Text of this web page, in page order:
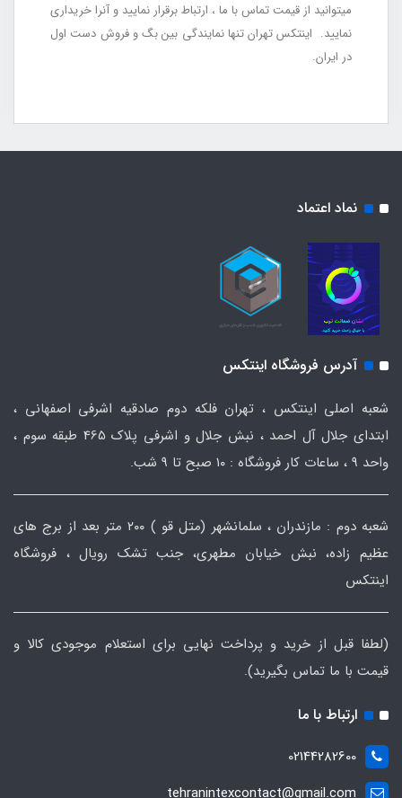
میتوانید از قیمت تماس با ما ، ارتباط برقرار نمایید و آنرا خریداری
نمایید. اینتکس تهران تنها نمایندگی بین بگ و فروش دست اول
در ایران.
نماد اعتماد
آدرس فروشگاه اینتکس
شعبه اصلی اینتکس ، تهران فلکه دوم صادقیه اشرفی اصفهانی ،
ابتدای جلال آل احمد ، نبش جلال و اشرفی پلاک 465 طبقه سوم ،
واحد ۹ ، ساعات کار فروشگاه : ۱۰ صبح تا ۹ شب.
شعبه دوم : مازندران ، سلمانشهر (متل قو ) ۲۰۰ متر بعد از برج های
عظیم زاده، نبش خیابان مطهری، جنب تشک رویال ، فروشگاه
اینتکس
(لطفا قبل از خرید و پرداخت نهایی برای استعلام موجودی کالا و
قیمت با ما تماس بگیرید).
ارتباط با ما
02144282600
tehranintexcontact@gmail.com